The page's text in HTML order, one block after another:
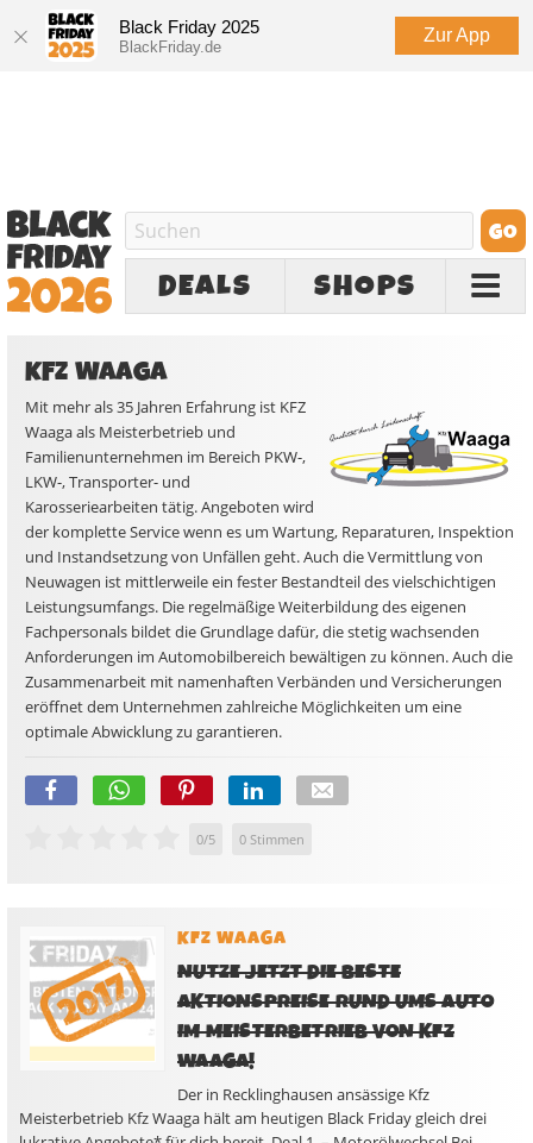
Black Friday 2025
BlackFriday.de
Zur App
DEALS SHOPS
KFZ WAAGA
Mit mehr als 35 Jahren Erfahrung ist KFZ
Waaga als Meisterbetrieb und
Familienunternehmen im Bereich PKW-,
LKW-, Transporter- und
Karosseriearbeiten tätig. Angeboten wird
der komplette Service wenn es um Wartung, Reparaturen, Inspektion
und Instandsetzung von Unfällen geht. Auch die Vermittlung von
Neuwagen ist mittlerweile ein fester Bestandteil des vielschichtigen
Leistungsumfangs. Die regelmäßige Weiterbildung des eigenen
Fachpersonals bildet die Grundlage dafür, die stetig wachsenden
Anforderungen im Automobilbereich bewältigen zu können. Auch die
Zusammenarbeit mit namenhaften Verbänden und Versicherungen
eröffnet dem Unternehmen zahlreiche Möglichkeiten um eine
optimale Abwicklung zu garantieren.
0/5 0 Stimmen
KFZ WAAGA
NUTZE JETZT DIE BESTE
AKTIONSPREISE RUND UMS AUTO
IM MEISTERBETRIEB VON KFZ
WAAGA!
Der in Recklinghausen ansässige Kfz
Meisterbetrieb Kfz Waaga hält am heutigen Black Friday gleich drei